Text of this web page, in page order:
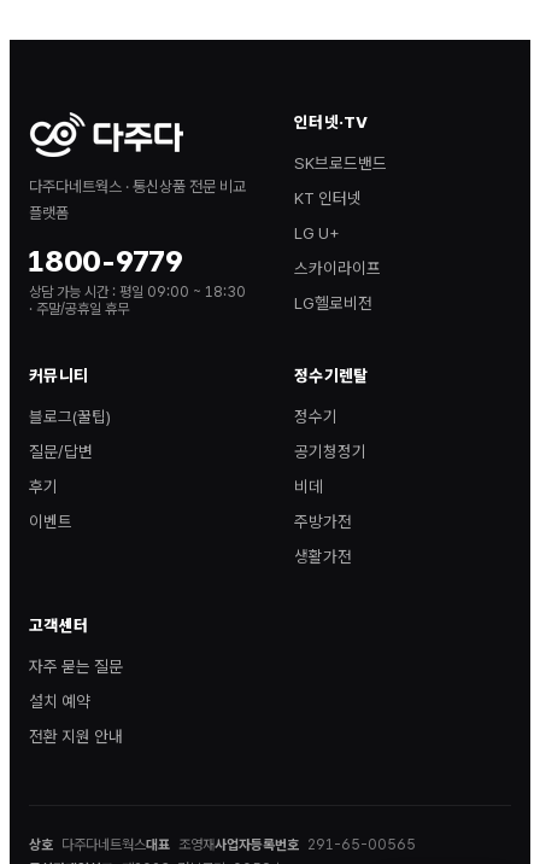
다주다네트웍스 · 통신상품 전문 비교
플랫폼
1800-9779
상담 가능 시간 : 평일 09:00 ~ 18:30
· 주말/공휴일 휴무
인터넷·TV
SK브로드밴드
KT 인터넷
LG U+
스카이라이프
LG헬로비전
커뮤니티
블로그(꿀팁)
질문/답변
후기
이벤트
정수기렌탈
정수기
공기청정기
비데
주방가전
생활가전
고객센터
자주 묻는 질문
설치 예약
전환 지원 안내
상호 다주다네트웍스대표 조영재사업자등록번호 291-65-00565